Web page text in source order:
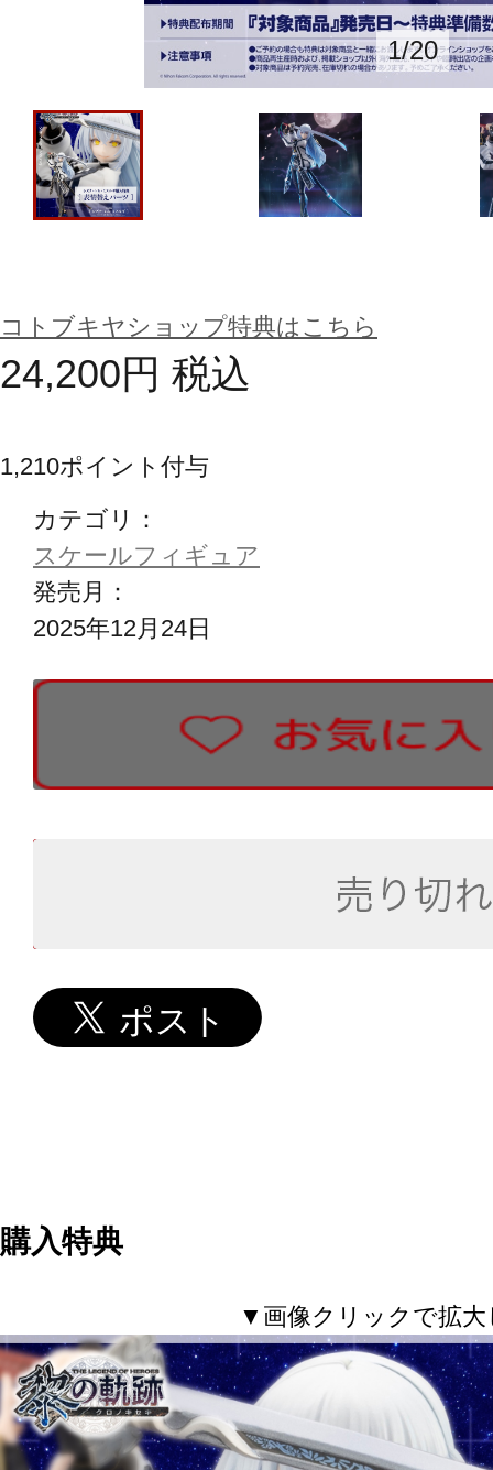
1/20
コトブキヤショップ特典はこちら
24,200円 税込
1,210ポイント付与
カテゴリ：
スケールフィギュア
発売月：
2025年12月24日
購入特典
▼画像クリックで拡